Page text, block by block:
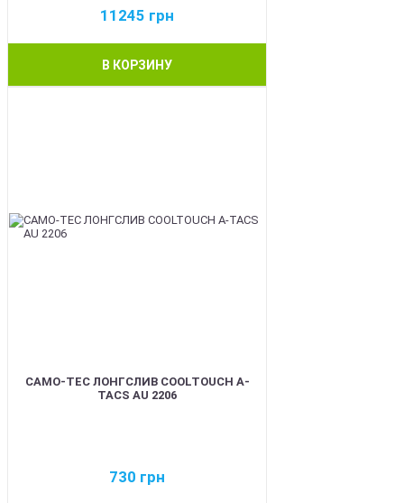
11245 грн
В КОРЗИНУ
CAMO-TEC ЛОНГСЛИВ COOLTOUCH A-
TACS AU 2206
730 грн